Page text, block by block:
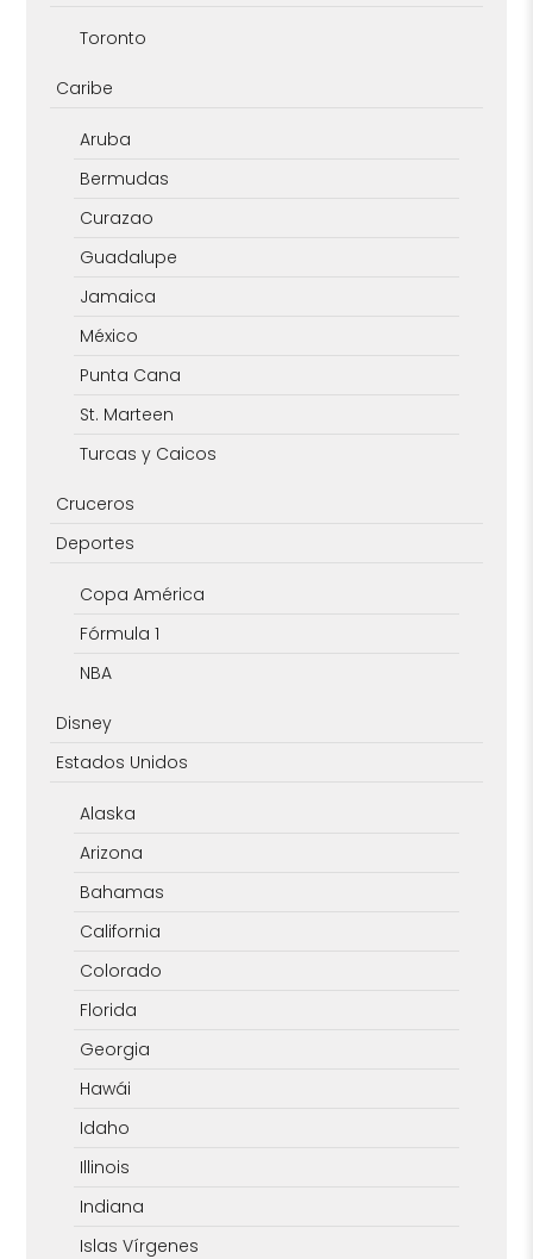
Toronto
Caribe
Aruba
Bermudas
Curazao
Guadalupe
Jamaica
México
Punta Cana
St. Marteen
Turcas y Caicos
Cruceros
Deportes
Copa América
Fórmula 1
NBA
Disney
Estados Unidos
Alaska
Arizona
Bahamas
California
Colorado
Florida
Georgia
Hawái
Idaho
Illinois
Indiana
Islas Vírgenes